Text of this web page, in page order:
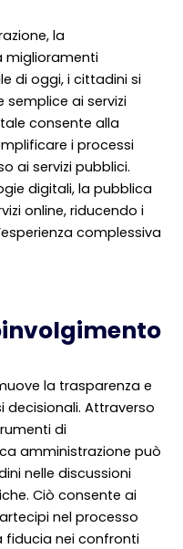
la
miglioramenti
di oggi, i cittadini si
ai servizi
consente alla
i processi
ai servizi pubblici.
digitali, la pubblica
online, riducendo i
complessiva
la trasparenza e
decisionali. Attraverso
di
amministrazione può
nelle discussioni
Ciò consente ai
nel processo
fiducia nei confronti